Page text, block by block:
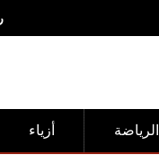
أزياء الرياضة